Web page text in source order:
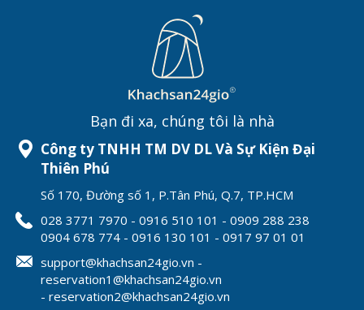
Bạn đi xa, chúng tôi là nhà
Công ty TNHH TM DV DL Và Sự Kiện Đại
Thiên Phú
Số 170, Đường số 1, P.Tân Phú, Q.7, TP.HCM
028 3771 7970 - 0916 510 101 - 0909 288 238
0904 678 774 - 0916 130 101 - 0917 97 01 01
support@khachsan24gio.vn -
reservation1@khachsan24gio.vn
- reservation2@khachsan24gio.vn